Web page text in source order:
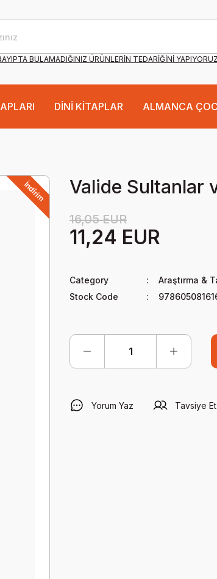
BULAMADIĞINIZ ÜRÜNLERİN TEDARİĞİNİ
DİNİ KİTAPLAR ALMANCA
İndirim Valide Sultanlar
16,05 EUR
11,24 EUR
Category
Araştırma &
Stock Code
Yorum Yaz Tavsiye Et